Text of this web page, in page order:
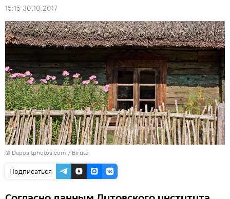
15:15 30.10.2017
© Depositphotos.com / Birute
Подписаться